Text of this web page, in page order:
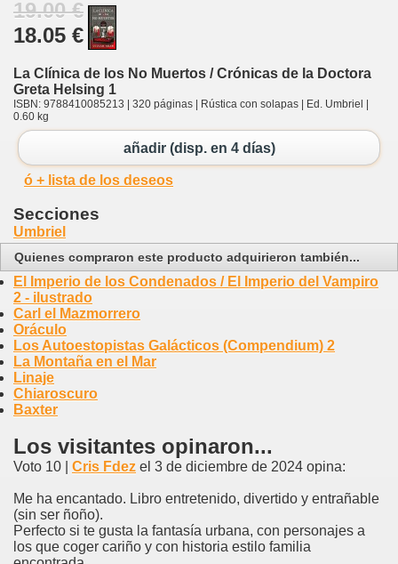
19.00 €
18.05 €
La Clínica de los No Muertos / Crónicas de la Doctora
Greta Helsing 1
ISBN: 9788410085213 | 320 páginas | Rústica con solapas | Ed. Umbriel |
0.60 kg
añadir (disp. en 4 días)
ó + lista de los deseos
Secciones
Umbriel
Quienes compraron este producto adquirieron también...
El Imperio de los Condenados / El Imperio del Vampiro
2 - ilustrado
Carl el Mazmorrero
Oráculo
Los Autoestopistas Galácticos (Compendium) 2
La Montaña en el Mar
Linaje
Chiaroscuro
Baxter
Los visitantes opinaron...
Voto 10 | Cris Fdez el 3 de diciembre de 2024 opina:
Me ha encantado. Libro entretenido, divertido y entrañable
(sin ser ñoño).
Perfecto si te gusta la fantasía urbana, con personajes a
los que coger cariño y con historia estilo familia